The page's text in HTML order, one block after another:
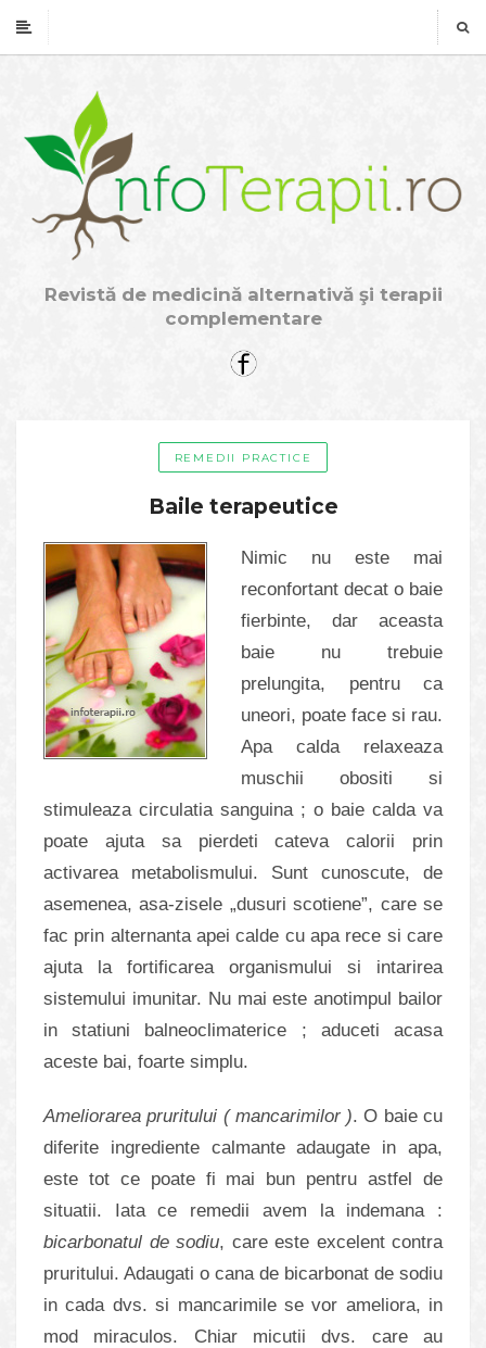
Revistă de medicină alternativă şi terapii
complementare
REMEDII PRACTICE
Baile terapeutice
Nimic nu este mai
reconfortant decat o baie
fierbinte, dar aceasta
baie nu trebuie
prelungita, pentru ca
uneori, poate face si rau.
Apa calda relaxeaza
muschii obositi si
stimuleaza circulatia sanguina ; o baie calda va
poate ajuta sa pierdeti cateva calorii prin
activarea metabolismului. Sunt cunoscute, de
asemenea, asa-zisele „dusuri scotiene”, care se
fac prin alternanta apei calde cu apa rece si care
ajuta la fortificarea organismului si intarirea
sistemului imunitar. Nu mai este anotimpul bailor
in statiuni balneoclimaterice ; aduceti acasa
aceste bai, foarte simplu.
Ameliorarea pruritului ( mancarimilor ). O baie cu
diferite ingrediente calmante adaugate in apa,
este tot ce poate fi mai bun pentru astfel de
situatii. Iata ce remedii avem la indemana :
bicarbonatul de sodiu, care este excelent contra
pruritului. Adaugati o cana de bicarbonat de sodiu
in cada dvs. si mancarimile se vor ameliora, in
mod miraculos. Chiar micutii dvs. care au